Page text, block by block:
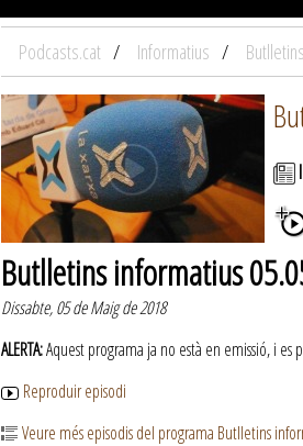
Podcasts.cat Informatius
Butlletins informatius
Dissabte, 05 de Maig de 2018
ALERTA:Aquest programa ja no està en emissió, i
Reproduir episodi
Veure més episodis del programa Butlletins